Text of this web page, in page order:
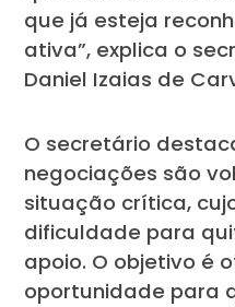
que já esteja
ativa”, explica o
Daniel Izaias de
O secretário
negociações são
situação crítica,
dificuldade para
apoio. O objetivo é
oportunidade para